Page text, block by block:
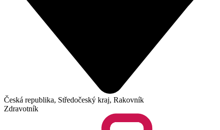
Česká republika, Středočeský kraj, Rakovník
Zdravotník